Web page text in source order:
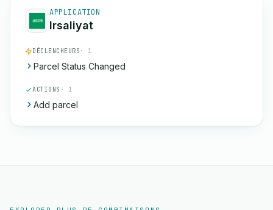
APPLICATION
Irsaliyat
DÉCLENCHEURS · 1
Parcel Status Changed
ACTIONS · 1
Add parcel